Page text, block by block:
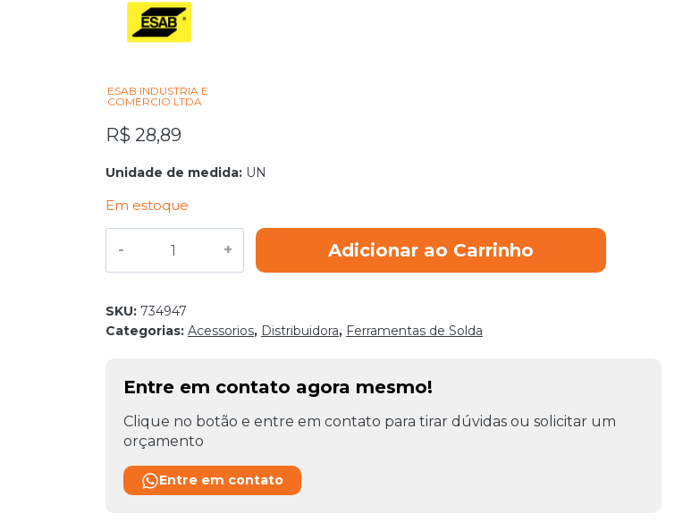
ESAB INDUSTRIA E
COMERCIO LTDA
R$ 28,89
Unidade de medida:UN
Em estoque
RESPINGO
COM
ESAB
quantidade
Adicionar ao Carrinho
SKU: 734947
Categorias: Acessorios, Distribuidora, Ferramentas de Solda
Entre em contato agora mesmo!
Clique no botão e entre em contato para tirar dúvidas ou solicitar um
orçamento
Entre em contato